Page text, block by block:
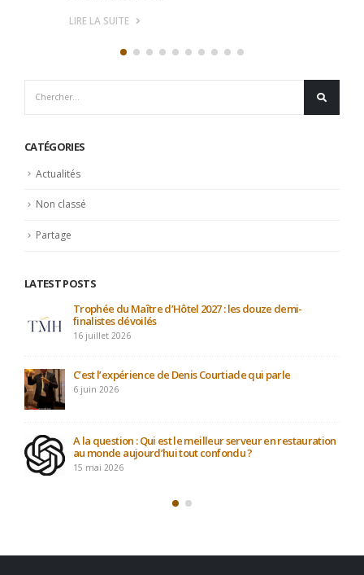
LIRE LA SUITE
CATÉGORIES
Actualités
Non classé
Partage
LATEST POSTS
Trophée du Maître d’Hôtel 2027 : les douze demi-
finalistes dévoilés
16 juillet 2026
C’est l’expérience de Denis Courtiade qui parle
6 juin 2026
A la question : Qui est le meilleur serveur en restauration
au monde aujourd’hui tout confondu ?
15 mai 2026